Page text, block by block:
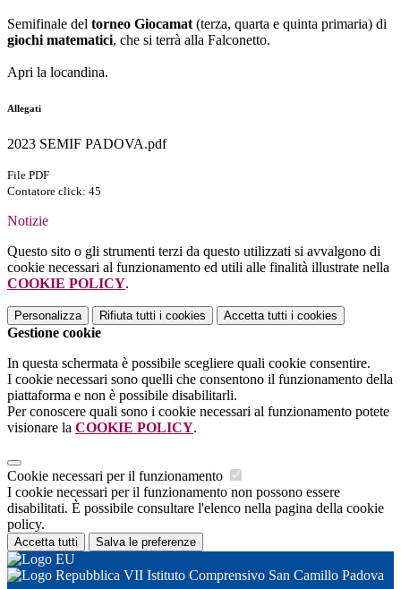
Semifinale del torneo Giocamat (terza, quarta e quinta primaria) di
giochi matematici, che si terrà alla Falconetto.
Apri la locandina.
Allegati
2023 SEMIF PADOVA.pdf
File PDF
Contatore click: 45
Notizie
Questo sito o gli strumenti terzi da questo utilizzati si avvalgono di
cookie necessari al funzionamento ed utili alle finalità illustrate nella
COOKIE POLICY.
Personalizza Rifiuta tutti i cookies Accetta tutti i cookies
Gestione cookie
In questa schermata è possibile scegliere quali cookie consentire.
I cookie necessari sono quelli che consentono il funzionamento della
piattaforma e non è possibile disabilitarli.
Per conoscere quali sono i cookie necessari al funzionamento potete
visionare la COOKIE POLICY.
Cookie necessari per il funzionamento
I cookie necessari per il funzionamento non possono essere
disabilitati. È possibile consultare l'elenco nella pagina della cookie
policy.
Accetta tutti Salva le preferenze
VII Istituto Comprensivo San Camillo Padova